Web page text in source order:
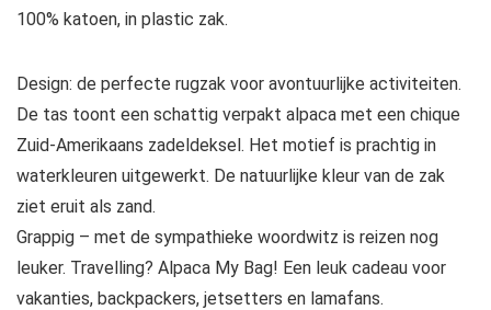
100% katoen, in plastic zak.
Design: de perfecte rugzak voor avontuurlijke activiteiten.
De tas toont een schattig verpakt alpaca met een chique
Zuid-Amerikaans zadeldeksel. Het motief is prachtig in
waterkleuren uitgewerkt. De natuurlijke kleur van de zak
ziet eruit als zand.
Grappig – met de sympathieke woordwitz is reizen nog
leuker. Travelling? Alpaca My Bag! Een leuk cadeau voor
vakanties, backpackers, jetsetters en lamafans.